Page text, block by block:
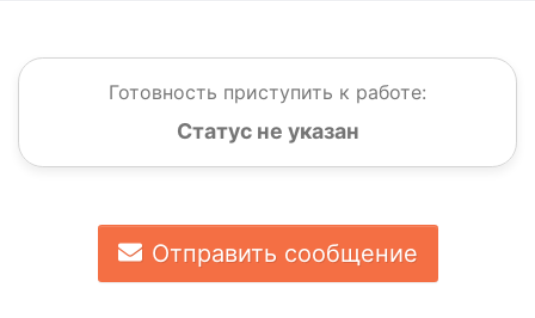
Готовность приступить к работе:
Статус не указан
Отправить сообщение